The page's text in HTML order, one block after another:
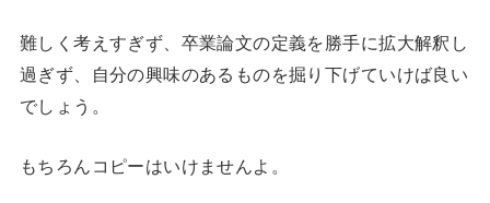
難しく考えすぎず、卒業論文の定義を勝手に拡大解釈し
過ぎず、自分の興味のあるものを掘り下げていけば良い
でしょう。
もちろんコピーはいけませんよ。